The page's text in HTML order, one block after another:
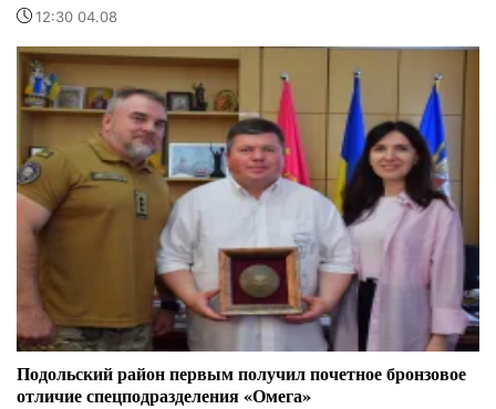
12:30 04.08
Подольский район первым получил почетное бронзовое
отличие спецподразделения «Омега»